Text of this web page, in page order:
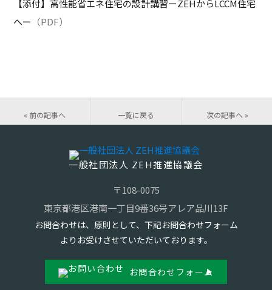
【添付】高性能省エネ住宅の設計講習ーZEHからLCCM住宅
へー （PDF）
« 前の記事へ 一覧に戻る 次の記事へ »
一般社団法人 ZEH推進協議会
〒108-0075
東京都港区港南一丁目9番36号アレア品川13F
お問合わせは、原則として、下記お問合わせフォーム
よりお受けさせていただいております。
お問合わせフォーム